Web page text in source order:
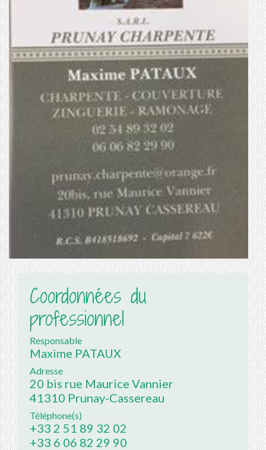
Coordonnées du
professionnel
Responsable
Maxime PATAUX
Adresse
20 bis rue Maurice Vannier
41310 Prunay-Cassereau
Téléphone(s)
+33 2 51 89 32 02
+33 6 06 82 29 90